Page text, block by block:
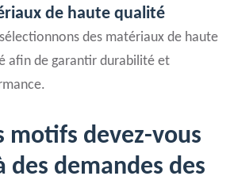
de haute qualité
des matériaux de haute
afin de garantir durabilité et
motifs devez-vous
des demandes des